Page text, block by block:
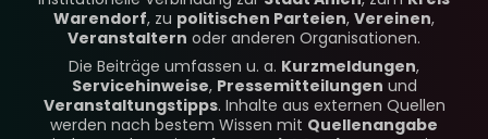
Warendorf, zu politischen Parteien, Vereinen,
Veranstaltern oder anderen Organisationen.
Die Beiträge umfassen u. a. Kurzmeldungen,
Servicehinweise, Pressemitteilungen und
Veranstaltungstipps. Inhalte aus externen Quellen
werden nach bestem Wissen mit Quellenangabe